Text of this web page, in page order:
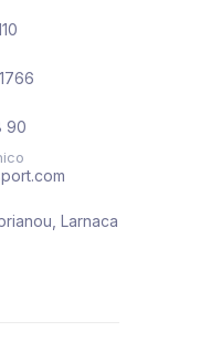
90
Larnaca